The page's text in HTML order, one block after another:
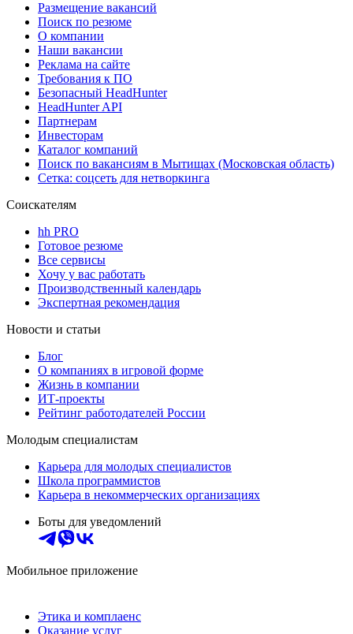
Размещение вакансий
Поиск по резюме
О компании
Наши вакансии
Реклама на сайте
Требования к ПО
Безопасный HeadHunter
HeadHunter API
Партнерам
Инвесторам
Каталог компаний
Поиск по вакансиям в Мытищах (Московская область)
Сетка: соцсеть для нетворкинга
Соискателям
hh PRO
Готовое резюме
Все сервисы
Хочу у вас работать
Производственный календарь
Экспертная рекомендация
Новости и статьи
Блог
О компаниях в игровой форме
Жизнь в компании
ИТ-проекты
Рейтинг работодателей России
Молодым специалистам
Карьера для молодых специалистов
Школа программистов
Карьера в некоммерческих организациях
Боты для уведомлений
Мобильное приложение
Этика и комплаенс
Оказание услуг